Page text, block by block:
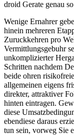
droid Gerate genau
Wenige Ernahrer
hinein mehreren
Zuruckkehren pro
Vermittlungsgebuhr
unkomplizierter
Schritten nachdem
beide ohren
allgemeinen eigens
direkter, attraktiver
hinten eintragen.
diese
ebendiese daraus
tun sein, vorweg Sie